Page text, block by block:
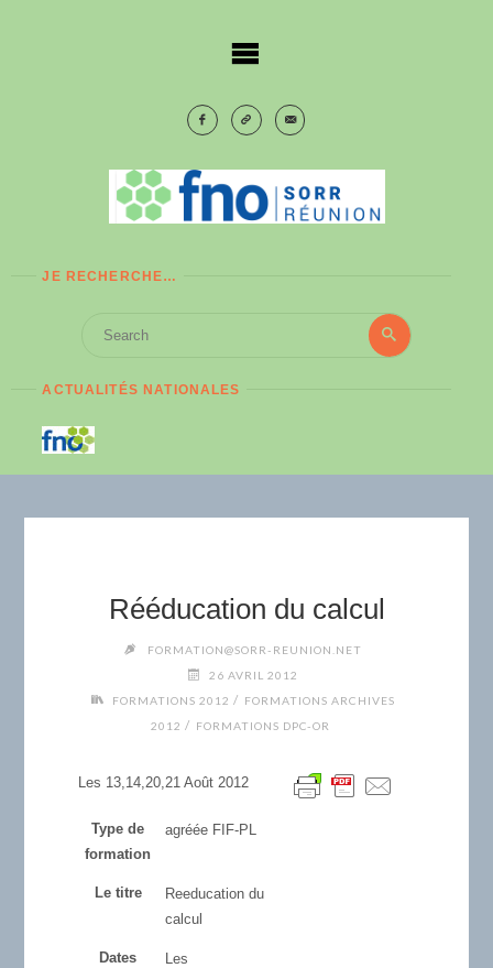
JE RECHERCHE…
Search
Search
ACTUALITÉS NATIONALES
Rééducation du calcul
FORMATION@SORR-REUNION.NET
26 AVRIL 2012
FORMATIONS 2012 / FORMATIONS ARCHIVES
2012 / FORMATIONS DPC-OR
Les 13,14,20,21 Août 2012
Type de
formation
agréée FIF-PL
Le titre
Reeducation du
calcul
Dates
Les